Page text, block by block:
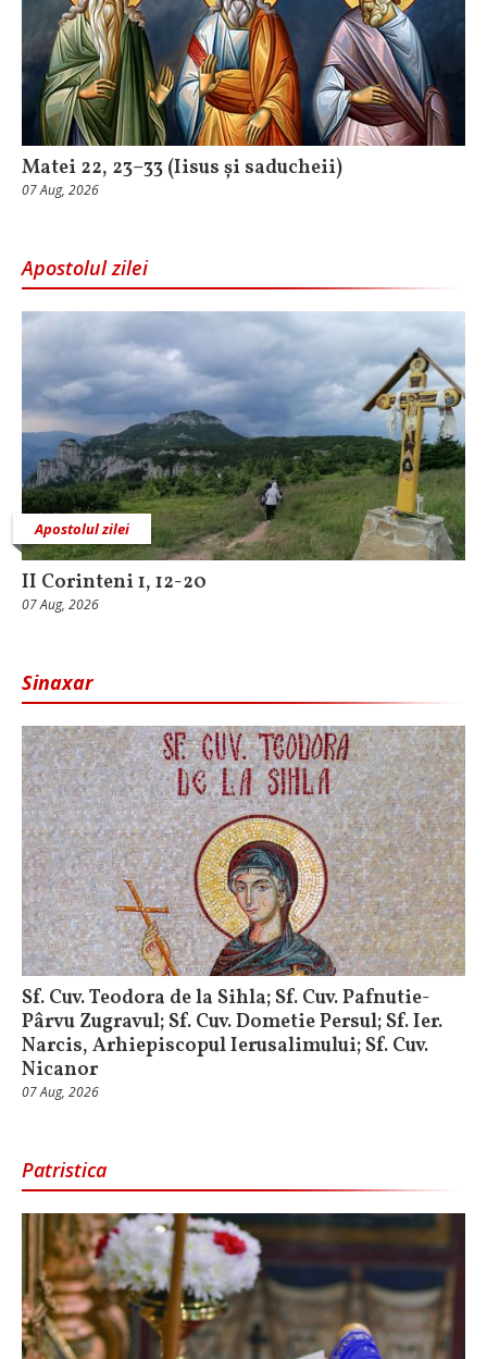
Matei 22, 23–33 (Iisus și saducheii)
07 Aug, 2026
Apostolul zilei
Apostolul zilei
II Corinteni 1, 12-20
07 Aug, 2026
Sinaxar
Sf. Cuv. Teodora de la Sihla; Sf. Cuv. Pafnutie-
Pârvu Zugravul; Sf. Cuv. Dometie Persul; Sf. Ier.
Narcis, Arhiepiscopul Ierusalimului; Sf. Cuv.
Nicanor
07 Aug, 2026
Patristica